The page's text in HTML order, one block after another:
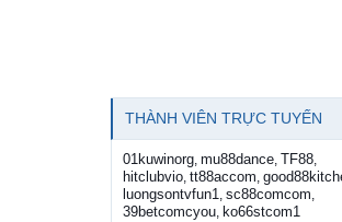
THÀNH VIÊN TRỰC TUYẾN
01kuwinorg, mu88dance, TF88,
hitclubvio, tt88accom,
luongsontvfun1, sc88comcom,
39betcomcyou, ko66stcom1